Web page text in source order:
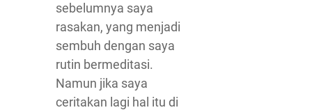
sebelumnya saya
rasakan, yang menjadi
sembuh dengan saya
rutin bermeditasi.
Namun jika saya
ceritakan lagi hal itu di